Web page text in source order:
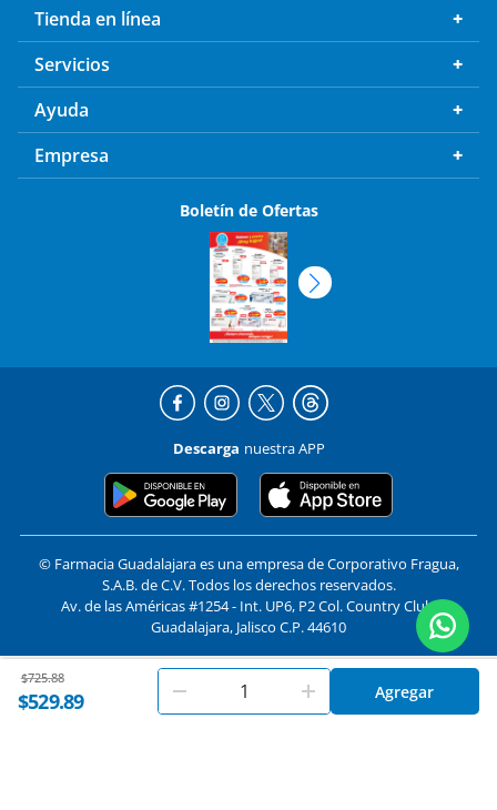
Price reduced from
$725.88to
$529.89 Agregar
Tienda en línea
Servicios
Ayuda
Empresa
Boletín de Ofertas
Descarga nuestra APP
© Farmacia Guadalajara es una empresa de Corporativo Fragua,
S.A.B. de C.V. Todos los derechos reservados.
Av. de las Américas #1254 - Int. UP6, P2 Col. Country Club,
Guadalajara, Jalisco C.P. 44610
Formas de pago y compra segura
EnFarmacias Guadalajara
utilizamos cookies. Al utilizar
este sitio, aceptas nuestros
términos y condiciones Aceptar